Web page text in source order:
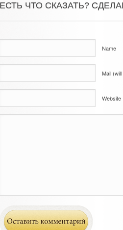
ЧТО СКАЗАТЬ?
Name
Mail
Website